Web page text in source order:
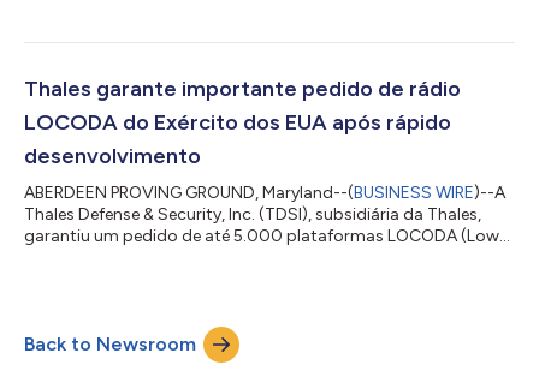
adquirir 12 radares Thales Ground Master 200 Multi-Mission All-
pelo programa SAFE da União Europeia, evidencia o elevado
nível da parceria entre a França e a Romênia....
Thales garante importante pedido de rádio
LOCODA do Exército dos EUA após rápido
desenvolvimento
ABERDEEN PROVING GROUND, Maryland--(BUSINESS WIRE)--A
Thales Defense & Security, Inc. (TDSI), subsidiária da Thales,
garantiu um pedido de até 5.000 plataformas LOCODA (Low
comunicações de voz e dados e se integra facilmente aos
suportes de rádio em todas as plataformas de veículos atuais e
futuras do Exército dos EUA. A...
Back to Newsroom